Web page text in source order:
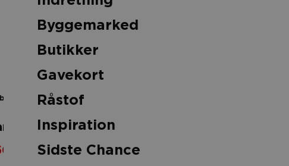
Sidste Chance
Byggemarked
Butikker
Gavekort
Råstof
Inspiration
Sidste Chance
32%
vinterjakke
kr 1.400,00 kr